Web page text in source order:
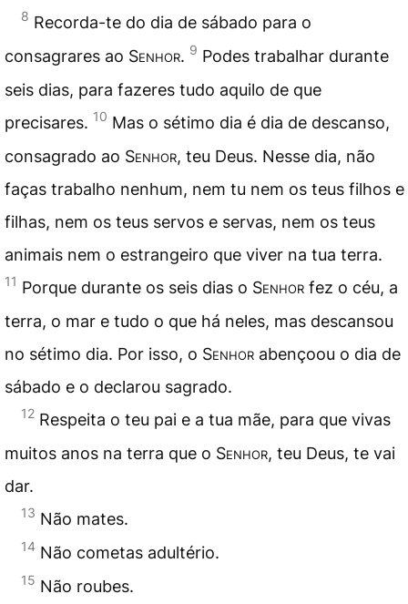
8 Recorda-te do dia de sábado para o
consagrares ao Senhor. 9 Podes trabalhar durante
seis dias, para fazeres tudo aquilo de que
precisares. 10 Mas o sétimo dia é dia de descanso,
consagrado ao Senhor, teu Deus. Nesse dia, não
faças trabalho nenhum, nem tu nem os teus filhos e
filhas, nem os teus servos e servas, nem os teus
animais nem o estrangeiro que viver na tua terra.
11 Porque durante os seis dias o Senhor fez o céu, a
terra, o mar e tudo o que há neles, mas descansou
no sétimo dia. Por isso, o Senhor abençoou o dia de
sábado e o declarou sagrado.
12 Respeita o teu pai e a tua mãe, para que vivas
muitos anos na terra que o Senhor, teu Deus, te vai
dar.
13 Não mates.
14 Não cometas adultério.
15 Não roubes.